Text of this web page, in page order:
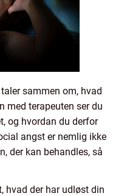
sammen om, hvad
med terapeuten ser du
og hvordan du derfor
angst er nemlig ikke
der kan behandles, så
hvad der har udløst din